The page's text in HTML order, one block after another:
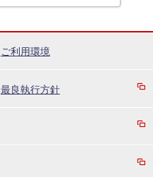
ご利用環境
最良執行方針